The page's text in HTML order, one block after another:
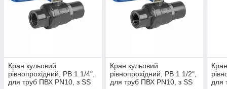
Кран кульовий
рівнопрохідний, РВ 1 1/4",
для труб ПВХ PN10, з SS
Кран кульовий
рівнопрохідний, РВ 1 1/2",
для труб ПВХ PN10, з SS
для